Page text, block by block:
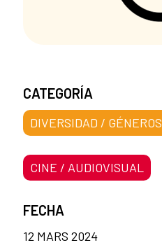
CATEGORÍA
DIVERSIDAD / GÉNEROS
CINE / AUDIOVISUAL
FECHA
12 MARS 2024